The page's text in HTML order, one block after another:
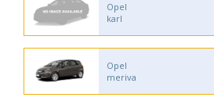
Opel
karl
Opel
meriva